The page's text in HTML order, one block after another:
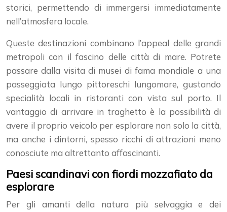
storici, permettendo di immergersi immediatamente
nell’atmosfera locale.
Queste destinazioni combinano l’appeal delle grandi
metropoli con il fascino delle città di mare. Potrete
passare dalla visita di musei di fama mondiale a una
passeggiata lungo pittoreschi lungomare, gustando
specialità locali in ristoranti con vista sul porto. Il
vantaggio di arrivare in traghetto è la possibilità di
avere il proprio veicolo per esplorare non solo la città,
ma anche i dintorni, spesso ricchi di attrazioni meno
conosciute ma altrettanto affascinanti.
Paesi scandinavi con fiordi mozzafiato da
esplorare
Per gli amanti della natura più selvaggia e dei